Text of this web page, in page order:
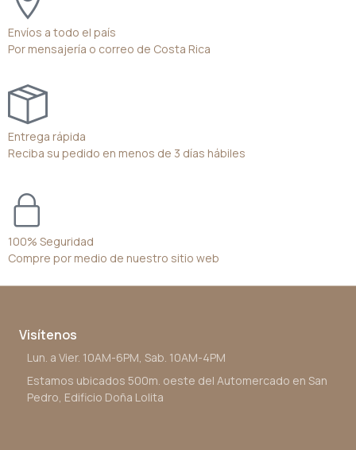
Envíos a todo el país
Por mensajería o correo de Costa Rica
Entrega rápida
Reciba su pedido en menos de 3 días hábiles
100% Seguridad
Compre por medio de nuestro sitio web
Visítenos
Lun. a Vier. 10AM-6PM, Sab. 10AM-4PM
Estamos ubicados 500m. oeste del Automercado en San
Pedro, Edificio Doña Lolita